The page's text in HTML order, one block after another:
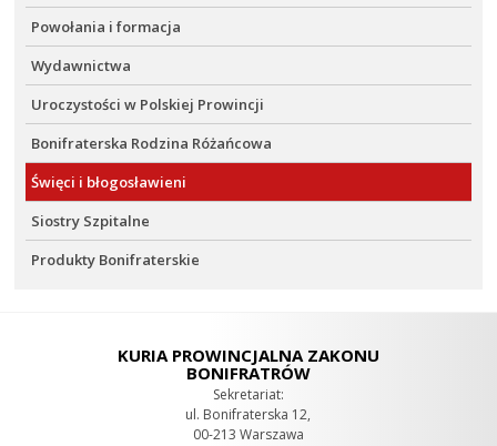
Powołania i formacja
Wydawnictwa
Uroczystości w Polskiej Prowincji
Bonifraterska Rodzina Różańcowa
Święci i błogosławieni
Siostry Szpitalne
Produkty Bonifraterskie
KURIA PROWINCJALNA ZAKONU
BONIFRATRÓW
Sekretariat:
ul. Bonifraterska 12,
00-213 Warszawa